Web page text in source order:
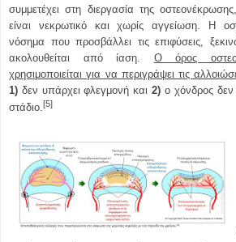
συμμετέχει στη διεργασία της
είναι νεκρωτικό και χωρίς αγγείωση. Η
νόσημα που προσβάλλει τις επιφύσεις,
ακολουθείται από ίαση. Ο όρος
χρησιμοποιείται για να περιγράψει τις
1) δεν υπάρχει φλεγμονή και2) ο χόνδρος δεν
στάδιο.[5]